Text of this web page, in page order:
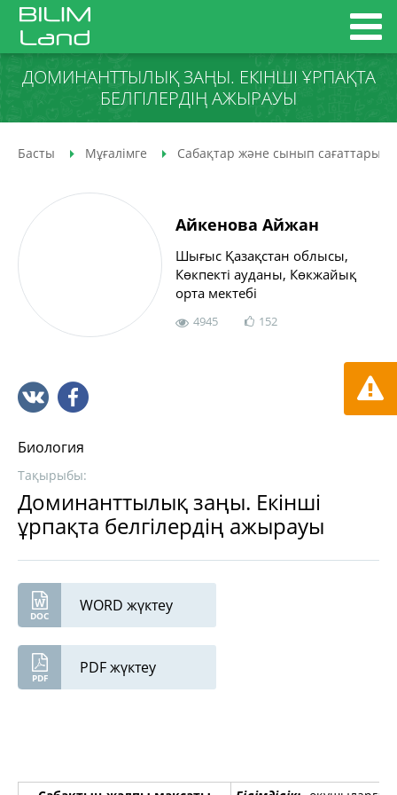
ДОМИНАНТТЫЛЫҚ ЗАҢЫ. ЕКІНШІ ҰРПАҚТА
БЕЛГІЛЕРДІҢ АЖЫРАУЫ
Басты Мұғалімге Сабақтар және сынып сағаттары
Айкенова Айжан
Шығыс Қазақстан облысы,
Көкпекті ауданы, Көкжайық
орта мектебі
4945 152
Биология
Тақырыбы:
Доминанттылық заңы. Екінші
ұрпақта белгілердің ажырауы
WORD жүктеу
PDF жүктеу